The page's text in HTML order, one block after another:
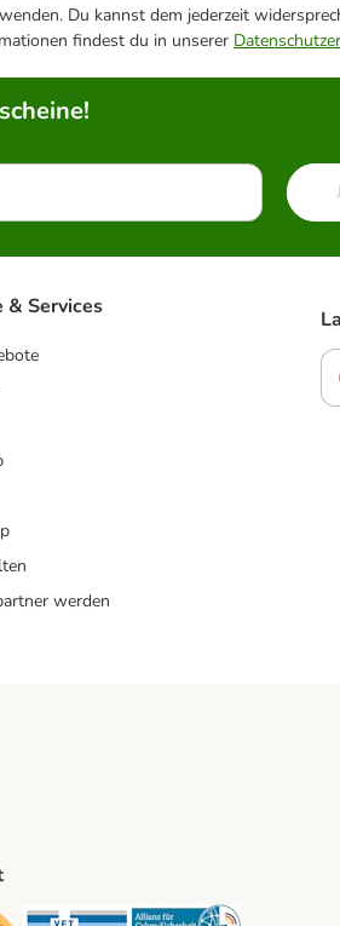
Du kannst dem jederzeit
findest du in unserer
Services
werden
Security Security Security